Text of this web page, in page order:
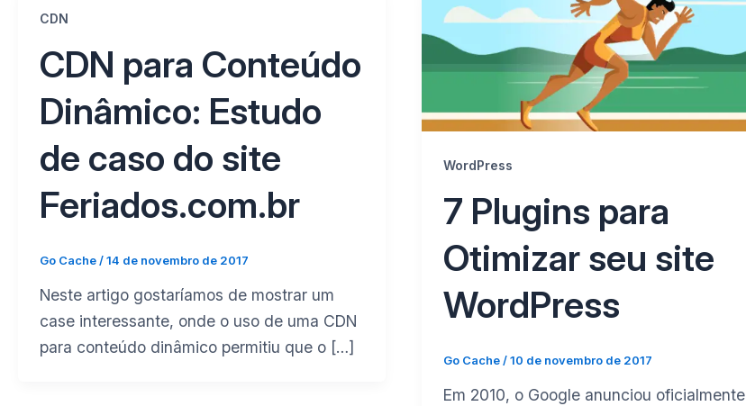
CDN
CDN para Conteúdo
Dinâmico: Estudo
de caso do site
Feriados.com.br
Go Cache/14 de novembro de 2017
Neste artigo gostaríamos de mostrar um
case interessante, onde o uso de uma CDN
para conteúdo dinâmico permitiu que o […]
WordPress
7 Plugins para
Otimizar seu site
WordPress
Go Cache/10 de novembro de 2017
Em 2010, o Google anunciou oficialmente